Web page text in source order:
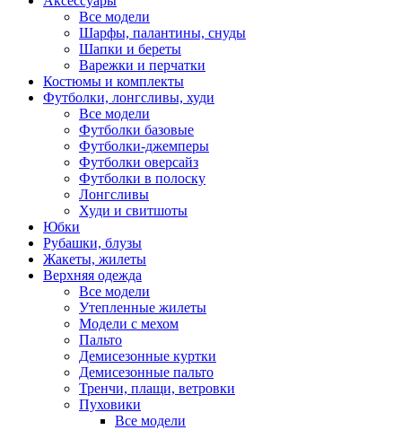
Все модели
Шарфы, палантины, снуды
Шапки и береты
Варежки и перчатки
Костюмы и комплекты
Футболки, лонгсливы, худи
Все модели
Футболки базовые
Футболки-джемперы
Футболки оверсайз
Футболки в полоску
Лонгсливы
Худи и свитшоты
Юбки
Рубашки, блузы
Жакеты, жилеты
Верхняя одежда
Все модели
Утепленные жилеты
Модели с мехом
Пальто
Демисезонные куртки
Демисезонные пальто
Тренчи, плащи, ветровки
Пуховики
Все модели